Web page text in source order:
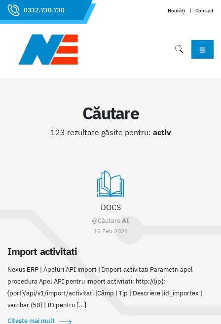
0332.730.730 Noutăți | Contact
Căutare
123 rezultate găsite pentru: activ
DOCS
@CăutareAI
19 Feb 2026
Import activitati
Nexus ERP | Apeluri API import | Import activitati Parametri apel
procedura Apel API pentru import activitati: http://{ip}:
{port}/api/v1/import/activitati |Câmp | Tip | Descriere |id_importex |
varchar (50) | ID pentru [...]
Citește mai mult